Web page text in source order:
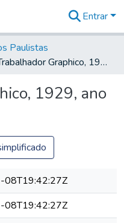
Entrar
Paulistas
O Trabalhador Graphico, 1929, ano IX, n 139
1929, ano